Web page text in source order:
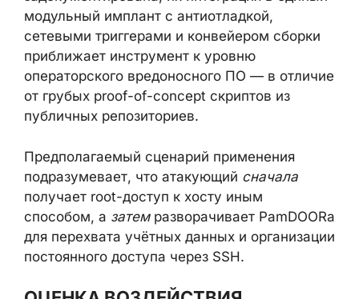
используемых техник по отдельности
хорошо задокументирована, их интеграция
в единый модульный имплант с
антиотладкой, сетевыми триггерами и
конвейером сборки приближает
инструмент к уровню операторского
proof-of-concept скриптов из публичных
репозиториев.
Предполагаемый сценарий применения
подразумевает, что атакующий сначала
получает root-доступ к хосту иным
затем
разворачивает
PamDOORa для перехвата учётных данных